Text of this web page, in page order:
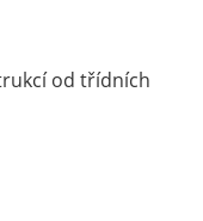
od třídních